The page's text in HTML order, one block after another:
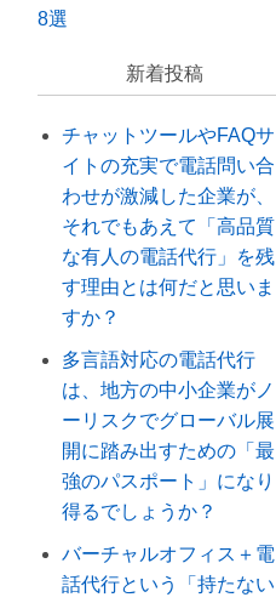
8選
新着投稿
チャットツールやFAQサ
イトの充実で電話問い合
わせが激減した企業が、
それでもあえて「高品質
な有人の電話代行」を残
す理由とは何だと思いま
すか？
多言語対応の電話代行
は、地方の中小企業がノ
ーリスクでグローバル展
開に踏み出すための「最
強のパスポート」になり
得るでしょうか？
バーチャルオフィス＋電
話代行という「持たない